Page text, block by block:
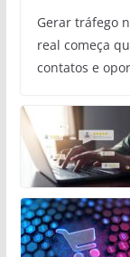
Gerar tráfego
real começa
contatos e